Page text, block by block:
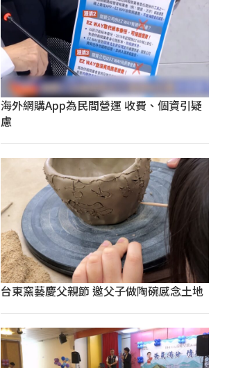
海外網購App為民間營運 收費、個資引疑
慮
台東窯藝慶父親節 邀父子做陶碗感念土地